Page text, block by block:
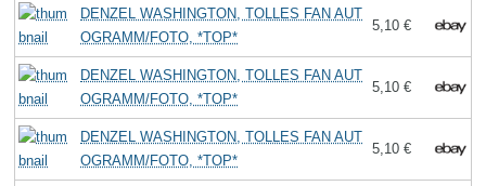
DENZEL WASHINGTON, TOLLES FAN AUT
OGRAMM/FOTO, *TOP*
5,10 €
DENZEL WASHINGTON, TOLLES FAN AUT
OGRAMM/FOTO, *TOP*
5,10 €
DENZEL WASHINGTON, TOLLES FAN AUT
OGRAMM/FOTO, *TOP*
5,10 €